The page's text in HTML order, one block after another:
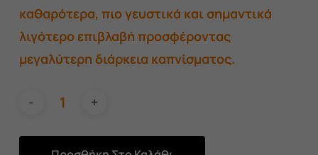
καθαρότερα, πιο γευστικά και σημαντικά
λιγότερο επιβλαβή προσφέροντας
μεγαλύτερη διάρκεια καπνίσματος.